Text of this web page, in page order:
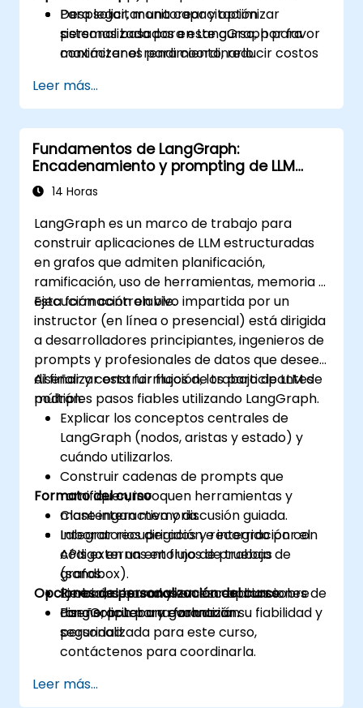
Desplegar, monitorear y optimizar
sistemas basados en LangGraph para
maximizar el rendimiento, reducir costos
acordados (SLA).
Para solicitar una capacitación
personalizada para este curso, por favor
contáctenos para coordinarlo.
Leer más...
Fundamentos de LangGraph:
Encadenamiento y prompting de LLM
basado en grafos
14 Horas
LangGraph es un marco de trabajo para
construir aplicaciones de LLM estructuradas
en grafos que admiten planificación,
ramificación, uso de herramientas, memoria y
ejecución controlable.
Esta formación en vivo impartida por un
instructor (en línea o presencial) está dirigida
a desarrolladores principiantes, ingenieros de
prompts y profesionales de datos que deseen
diseñar y construir flujos de trabajo de LLM de
múltiples pasos fiables utilizando LangGraph.
Al finalizar esta formación, los participantes
podrán:
Explicar los conceptos centrales de
LangGraph (nodos, aristas y estado) y
cuándo utilizarlos.
Construir cadenas de prompts que
ramifiquen, invoquen herramientas y
mantengan memoria.
Integrar recuperación e integración con
APIs externas en flujos de trabajo de
grafos.
Probar, depurar y evaluar aplicaciones de
LangGraph para garantizar su fiabilidad y
seguridad.
Formato del curso
Clase interactiva y discusión guiada.
Laboratorios dirigidos y recorrido por el
código en un entorno de pruebas
(sandbox).
Ejercicios basados en escenarios sobre
diseño, prueba y evaluación.
Opciones de personalización del curso
Para solicitar una formación
personalizada para este curso,
contáctenos para coordinarla.
Leer más...